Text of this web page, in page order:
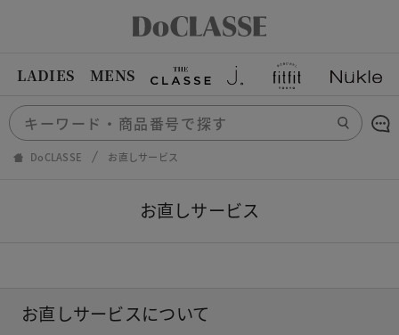
LADIES MENS
DoCLASSE お直しサービス
お直しサービス
お直しサービスについて